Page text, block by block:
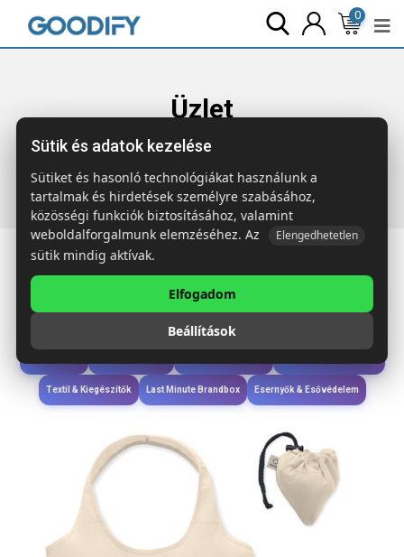
0
Üzlet
Főoldal Termékek Táskák & Utazás
bevásárlótáska 140g/m²
Étkezés & Ivás
Wellness & Ápolás
Textil & Kiegészítők Last Minute Brandbox Esernyők & Esővédelem
Sütik és adatok kezelése
Sütiket és hasonló technológiákat használunk a
tartalmak és hirdetések személyre szabásához,
közösségi funkciók biztosításához, valamint
weboldalforgalmunk elemzéséhez. Az
Elengedhetetlen
sütik mindig aktívak.
Elfogadom
Beállítások